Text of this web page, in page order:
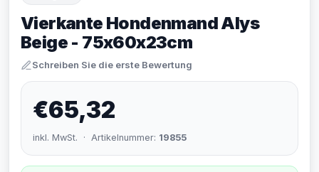
Vierkante Hondenmand Alys
Beige - 75x60x23cm
Schreiben Sie die erste Bewertung
€65,32
inkl. MwSt. · Artikelnummer: 19855